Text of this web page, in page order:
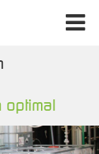
optimal